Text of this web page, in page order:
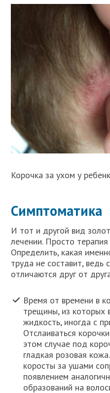
Корочка за ухом у
Симптоматика
И тот и другой вид
лечении. Просто
Определить, какая
труда не составит, ведь
отличаются друг от
Время от времени в
трещины, из которых
жидкость, иногда с
Отслаиваться
этом случае под
гладкая розовая
коросты за ушами
появлением
образований на